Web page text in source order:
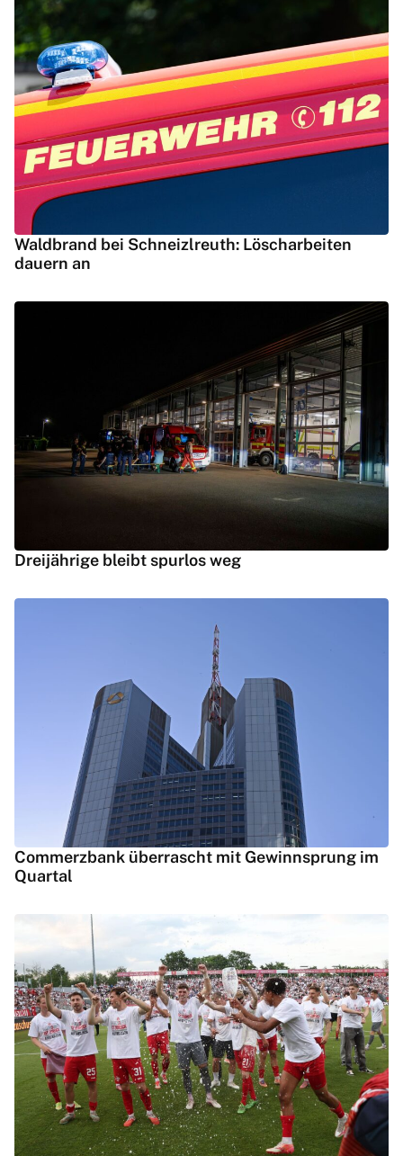
Waldbrand bei Schneizlreuth: Löscharbeiten
dauern an
Dreijährige bleibt spurlos weg
Commerzbank überrascht mit Gewinnsprung im
Quartal